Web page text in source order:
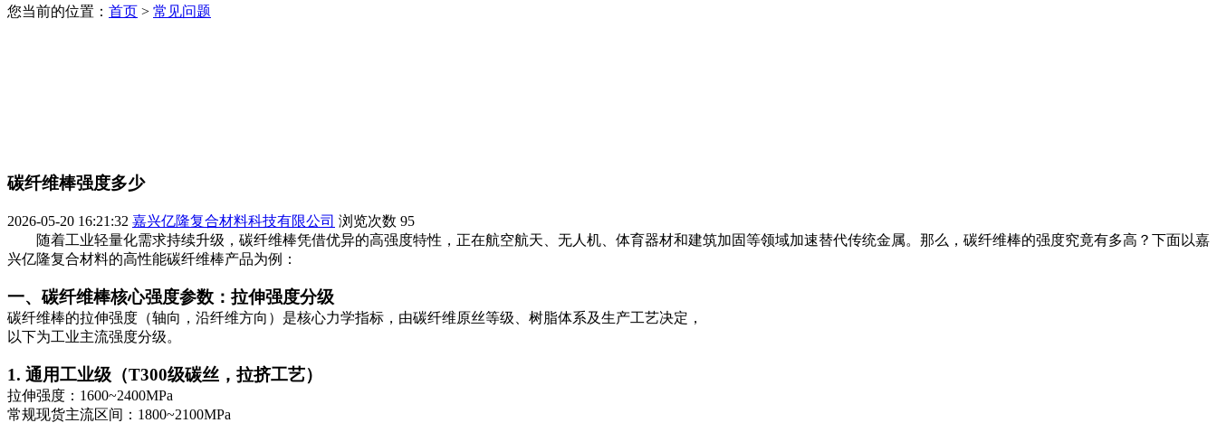
您当前的位置： 首页 > 常见问题
碳纤维棒强度多少
2026-05-20 16:21:32 嘉兴亿隆复合材料科技有限公司 浏览次数 95
随着工业轻量化需求持续升级，碳纤维棒凭借优异的高强度特性，正在航空航天、无人机、体育器材和建筑加固等领域加速替代传统金属。那么，碳纤维棒的强度究竟有多高？下面以嘉
兴亿隆复合材料的高性能碳纤维棒产品为例：
一、碳纤维棒核心强度参数：拉伸强度分级
碳纤维棒的拉伸强度（轴向，沿纤维方向）是核心力学指标，由碳纤维原丝等级、树脂体系及生产工艺决定，
以下为工业主流强度分级。
1. 通用工业级（T300级碳丝，拉挤工艺）
拉伸强度：1600~2400MPa
常规现货主流区间：1800~2100MPa